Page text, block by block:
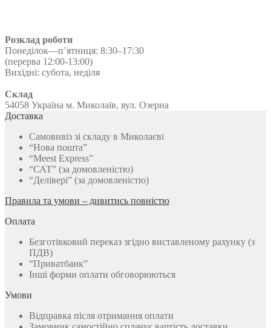
Розклад роботи
Понеділок—п’ятниця: 8:30–17:30
(перерва 12:00-13:00)
Вихідні: субота, неділя
Склад
54058 Україна м. Миколаїв, вул. Озерна
Доставка
Самовивіз зі складу в Миколаєві
“Нова пошта”
“Meest Express”
“САТ” (за домовленістю)
“Делівері” (за домовленістю)
Правила та умови – дивитись повністю
Оплата
Безготівковий переказ згідно виставленому рахунку (з
ПДВ)
“Приватбанк”
Інші форми оплати обговорюються
Умови
Відправка після отримання оплати